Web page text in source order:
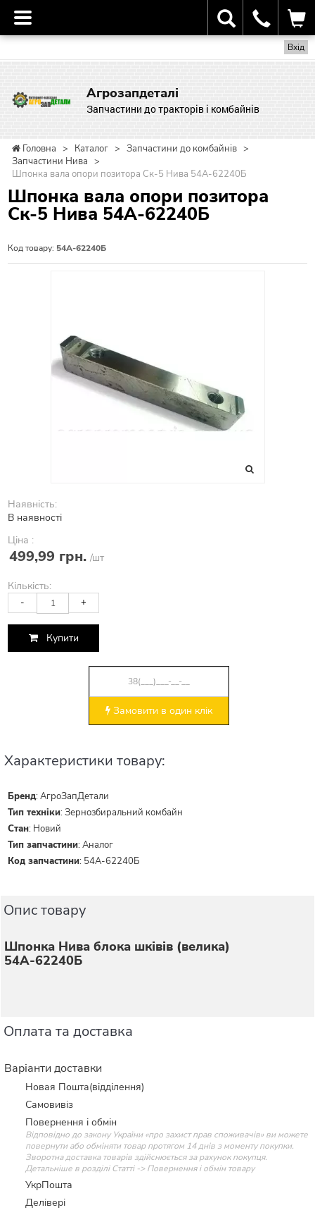
Вхід
Агрозапдеталі
Запчастини до тракторів і комбайнів
Головна > Каталог > Запчастини до комбайнів >
Запчастини Нива >
Шпонка вала опори позитора Ск-5 Нива 54А-62240Б
Шпонка вала опори позитора
Ск-5 Нива 54А-62240Б
Код товару: 54А-62240Б
Наявність:
В наявності
Ціна :
499,99 грн. /шт
Кількість:
- +
Купити
Замовити в один клік
Характеристики товару:
Бренд:АгроЗапДетали
Тип техніки:Зернозбиральний комбайн
Стан: Новий
Тип запчастини:Аналог
Код запчастини: 54А-62240Б
Опис товару
Шпонка Нива блока шківів (велика)
54А-62240Б
Оплата та доставка
Варіанти доставки
Новая Пошта(відділення)
Самовивіз
Повернення і обмін
Відповідно до закону України «про захист прав споживачів» ви можете
повернути або обміняти товар протягом 14 днів з моменту покупки.
Зворотна доставка товарів здійснюється за рахунок покупця.
Детальніше в розділі Статті -> Повернення і обмін товару
УкрПошта
Делівері